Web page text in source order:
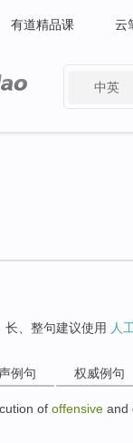
有道精品课 云
中英
长、整句建议使用 人
例句 权威例句
of offensive and